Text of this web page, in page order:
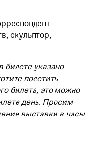
скульптор,
указано
посетить
билета, это можно
день. Просим
выставки в часы